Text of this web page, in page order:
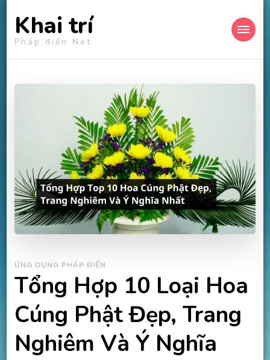
Khai trí
Pháp điển Net
ỨNG DỤNG PHÁP ĐIỂN
Tổng Hợp 10 Loại Hoa
Cúng Phật Đẹp, Trang
Nghiêm Và Ý Nghĩa